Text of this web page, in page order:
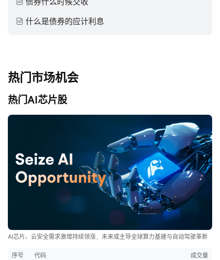
什么是债券的应计利息
热门市场机会
热门AI芯片股
AI芯片、云安全需求激增持续领涨，未来或主导全球算力基建与自动驾驶革新
序号 代码 成交量